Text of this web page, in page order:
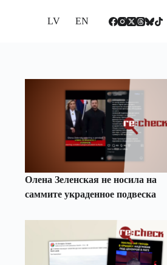
LV EN
Олена Зеленская не носила на
саммите украденное подвеска